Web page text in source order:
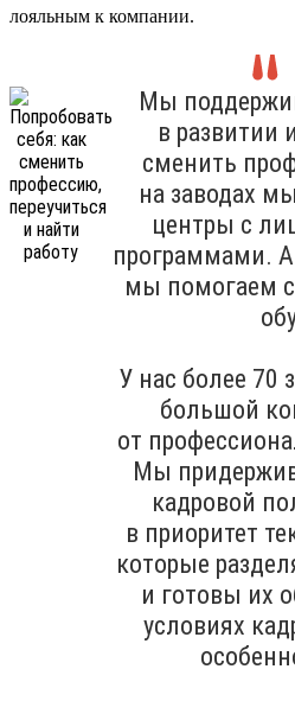
лояльным к компании.
Мы
в развитии
сменить
на заводах
центры с
программами.
мы помогаем
У нас более 70
большой
от
Мы
кадровой
в приоритет
которые
и готовы их
условиях